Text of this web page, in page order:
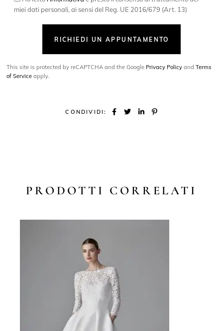
miei dati personali, ai sensi del Reg. UE 2016/679 (Art. 13)
RICHIEDI UN APPUNTAMENTO
This site is protected by reCAPTCHA and the Google Privacy Policy andTerms
of Service apply.
CONDIVIDI:
PRODOTTI CORRELATI